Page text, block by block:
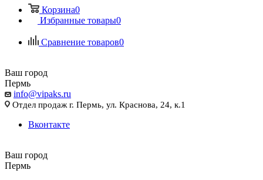
Корзина0
Избранные товары0
Сравнение товаров0
Ваш город
Пермь
info@vipaks.ru
Отдел продаж г. Пермь, ул. Краснова, 24, к.1
Вконтакте
Ваш город
Пермь